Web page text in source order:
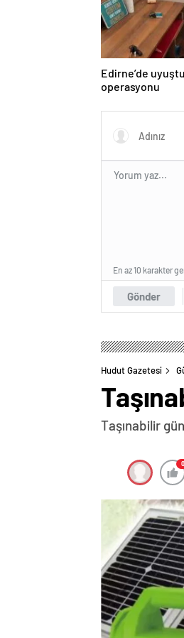
Edirne’de
operasyonu
Gönder
En az 10 karakter
Hudut Gazetesi
Taşınabilir
0